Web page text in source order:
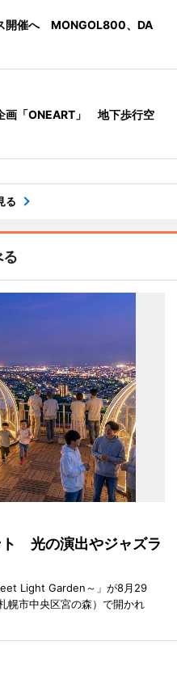
開催へ MONGOL800、DA
画「ONEART」 地下歩行空
る
光の演出やジャズラ
Light Garden～」が8月29
幌市中央区宮の森）で開かれ